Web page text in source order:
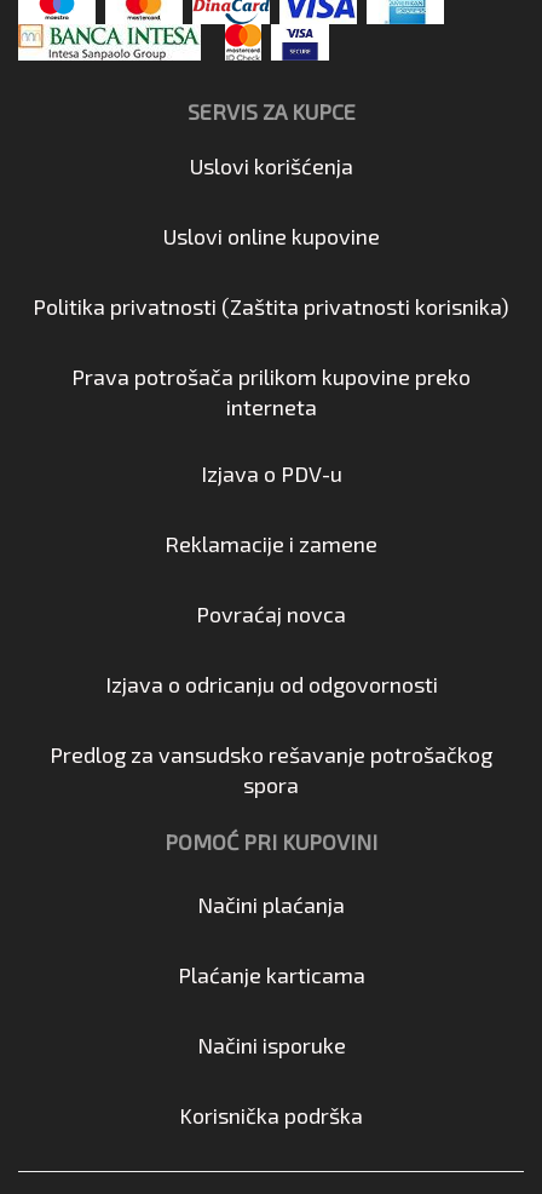
SERVIS ZA KUPCE
Uslovi korišćenja
Uslovi online kupovine
Politika privatnosti (Zaštita privatnosti korisnika)
Prava potrošača prilikom kupovine preko
interneta
Izjava o PDV-u
Reklamacije i zamene
Povraćaj novca
Izjava o odricanju od odgovornosti
Predlog za vansudsko rešavanje potrošačkog
spora
POMOĆ PRI KUPOVINI
Načini plaćanja
Plaćanje karticama
Načini isporuke
Korisnička podrška